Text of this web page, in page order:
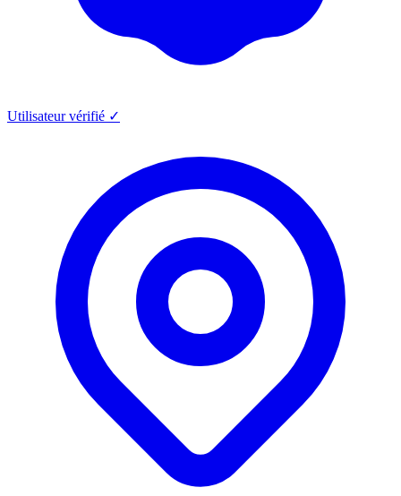
Utilisateur vérifié ✓